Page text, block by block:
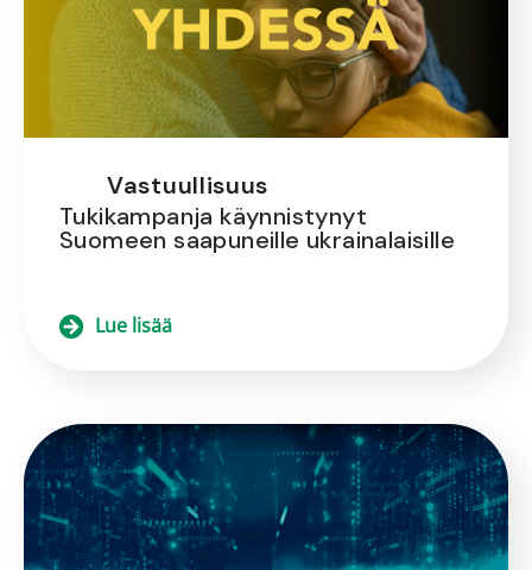
Vastuullisuus
Tukikampanja käynnistynyt
Suomeen saapuneille ukrainalaisille
Lue lisää